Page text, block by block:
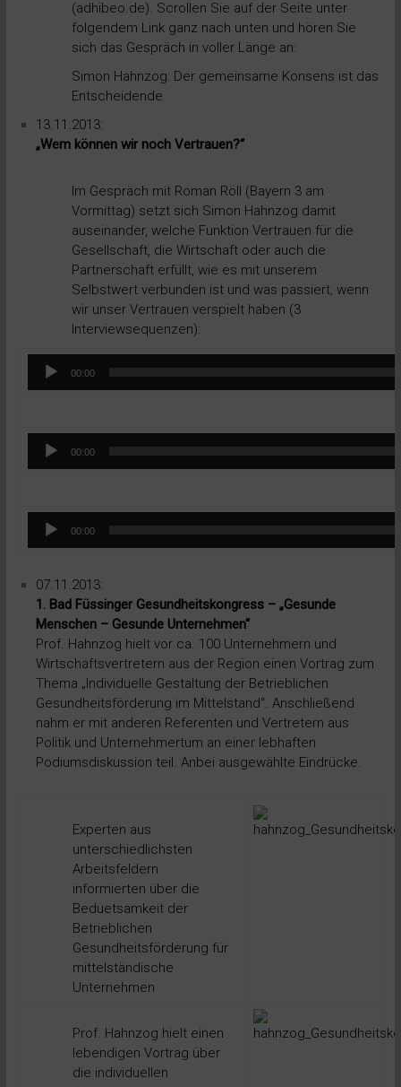
(adhibeo.de). Scrollen Sie auf der Seite unter
folgendem Link ganz nach unten und hören Sie
sich das Gespräch in voller Länge an:
Simon Hahnzog: Der gemeinsame Konsens ist das
Entscheidende
13.11.2013:
„Wem können wir noch Vertrauen?“
Im Gespräch mit Roman Röll (Bayern 3 am
Vormittag) setzt sich Simon Hahnzog damit
auseinander, welche Funktion Vertrauen für die
Gesellschaft, die Wirtschaft oder auch die
Partnerschaft erfüllt, wie es mit unserem
Selbstwert verbunden ist und was passiert, wenn
wir unser Vertrauen verspielt haben (3
Interviewsequenzen):
Audio-
Player
00:00
Audio-
Player
00:00
Audio-
Player
00:00
07.11.2013:
1. Bad Füssinger Gesundheitskongress – „Gesunde
Menschen – Gesunde Unternehmen“
Prof. Hahnzog hielt vor ca. 100 Unternehmern und
Wirtschaftsvertretern aus der Region einen Vortrag zum
Thema „Individuelle Gestaltung der Betrieblichen
Gesundheitsförderung im Mittelstand“. Anschließend
nahm er mit anderen Referenten und Vertretern aus
Politik und Unternehmertum an einer lebhaften
Podiumsdiskussion teil. Anbei ausgewählte Eindrücke.
Experten aus
unterschiedlichsten
Arbeitsfeldern
informierten über die
Beduetsamkeit der
Betrieblichen
Gesundheitsförderung für
mittelständische
Unternehmen
Prof. Hahnzog hielt einen
lebendigen Vortrag über
die individuellen